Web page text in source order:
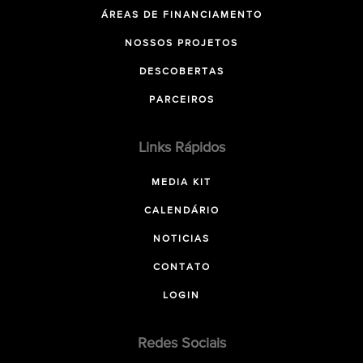
ÁREAS DE FINANCIAMENTO
NOSSOS PROJETOS
DESCOBERTAS
PARCEIROS
Links Rápidos
MEDIA KIT
CALENDÁRIO
NOTICIAS
CONTATO
LOGIN
Redes Sociais